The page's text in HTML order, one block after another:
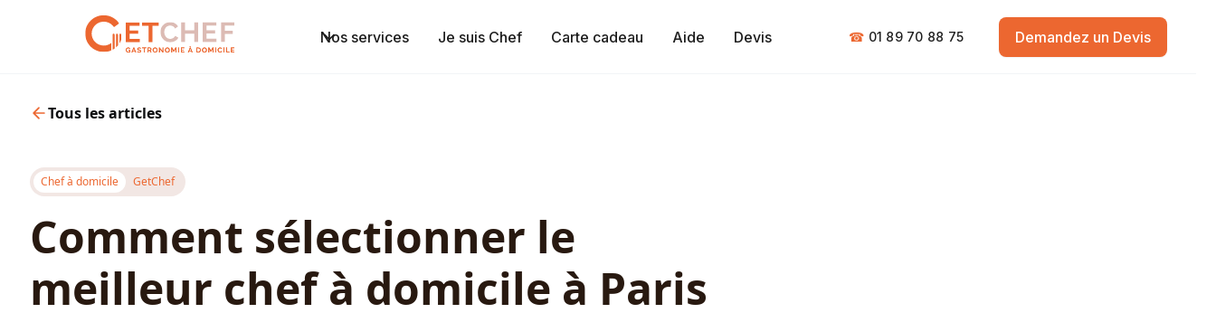
Nos services Je suis Chef Carte cadeau Aide Devis ☎ 01 89 70 88 75 Demandez un Devis
Tous les articles
Chef à domicile GetChef
Comment sélectionner le
meilleur chef à domicile à Paris